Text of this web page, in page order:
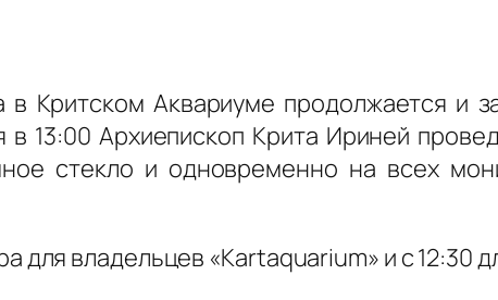
в Критском Аквариуме продолжается и
13:00 Архиепископ Крита Ириней
стекло и одновременно на всех
для владельцев «Kartaquarium» и с 12:30